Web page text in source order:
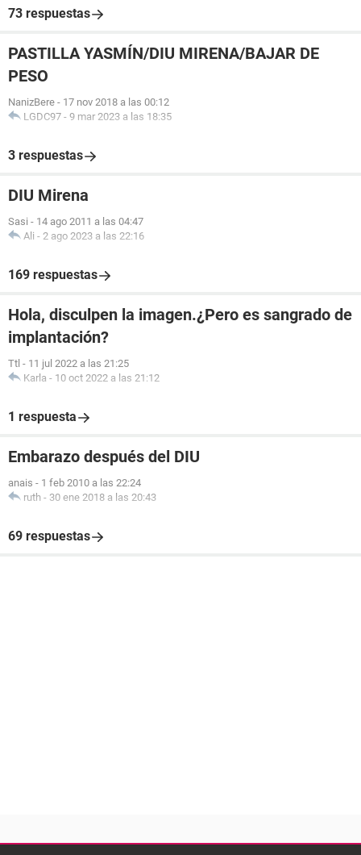
73 respuestas
PASTILLA YASMÍN/DIU MIRENA/BAJAR DE
PESO
NanizBere - 17 nov 2018 a las 00:12
LGDC97 - 9 mar 2023 a las 18:35
3 respuestas
DIU Mirena
Sasi - 14 ago 2011 a las 04:47
Ali - 2 ago 2023 a las 22:16
169 respuestas
Hola, disculpen la imagen.¿Pero es sangrado de
implantación?
Ttl - 11 jul 2022 a las 21:25
Karla - 10 oct 2022 a las 21:12
1 respuesta
Embarazo después del DIU
anais - 1 feb 2010 a las 22:24
ruth - 30 ene 2018 a las 20:43
69 respuestas